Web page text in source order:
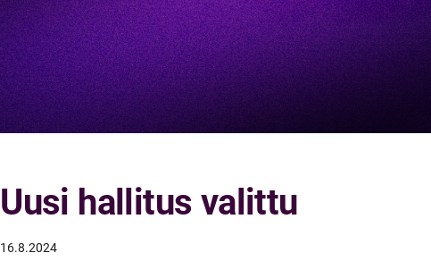
Uusi hallitus valittu
16.8.2024